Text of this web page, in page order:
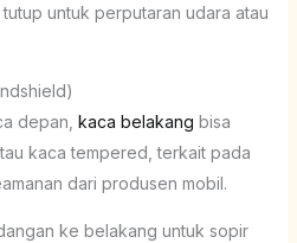
untuk perputaran udara atau
depan, kaca belakang bisa
kaca tempered, terkait pada
dari produsen mobil.
ke belakang untuk sopir